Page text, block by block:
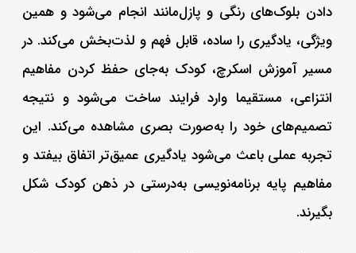
دادن بلوک‌های رنگی و پازل‌مانند انجام می‌شود و همین
ویژگی، یادگیری را ساده، قابل فهم و لذت‌بخش می‌کند. در
مسیر آموزش اسکرچ، کودک به‌جای حفظ کردن مفاهیم
انتزاعی، مستقیما وارد فرایند ساخت می‌شود و نتیجه
تصمیم‌های خود را به‌صورت بصری مشاهده می‌کند. این
تجربه عملی باعث می‌شود یادگیری عمیق‌تر اتفاق بیفتد و
مفاهیم پایه برنامه‌نویسی به‌درستی در ذهن کودک شکل
بگیرند.